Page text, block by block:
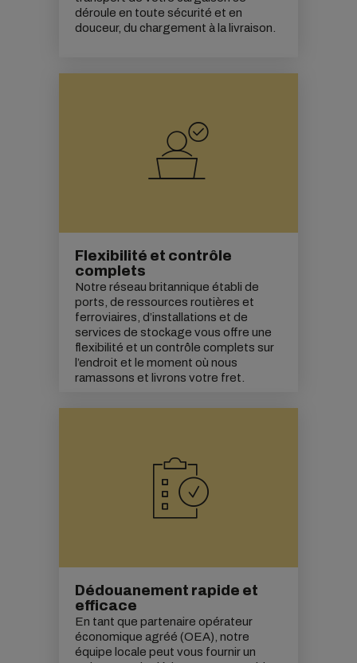
déroule en toute sécurité et en
douceur, du chargement à la livraison.
Flexibilité et contrôle
complets
Notre réseau britannique établi de
ports, de ressources routières et
ferroviaires, d’installations et de
services de stockage vous offre une
flexibilité et un contrôle complets sur
l’endroit et le moment où nous
ramassons et livrons votre fret.
Dédouanement rapide et
efficace
En tant que partenaire opérateur
économique agréé (OEA), notre
équipe locale peut vous fournir un